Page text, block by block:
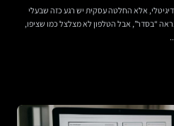
אלא החלטה עסקית יש רגע כזה שבעלי
“בסדר”, אבל הטלפון לא מצלצל כמו שציפו,